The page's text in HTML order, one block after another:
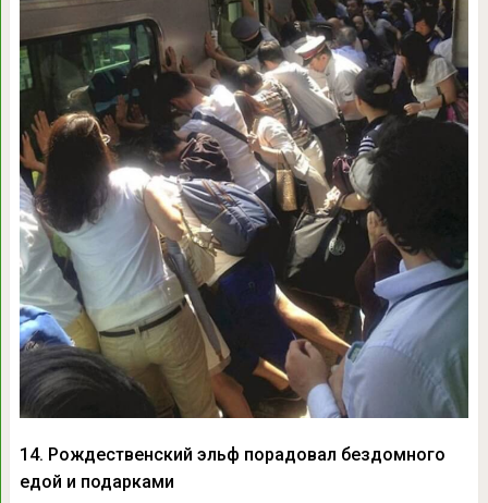
14. Рождественский эльф порадовал бездомного
едой и подарками